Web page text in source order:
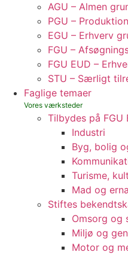
AGU – Almen
PGU –
EGU – Erhverv
FGU –
FGU EUD –
STU – Særligt
Faglige temaer
Tilbydes på FGU
Industri
Byg, bolig
Turisme,
Mad og
Stiftes
Omsorg og
Miljø og
Motor og